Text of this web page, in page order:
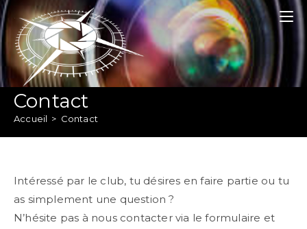
Skip
to
content
Contact
Accueil > Contact
Intéressé par le club, tu désires en faire partie ou tu
as simplement une question ?
N’hésite pas à nous contacter via le formulaire et